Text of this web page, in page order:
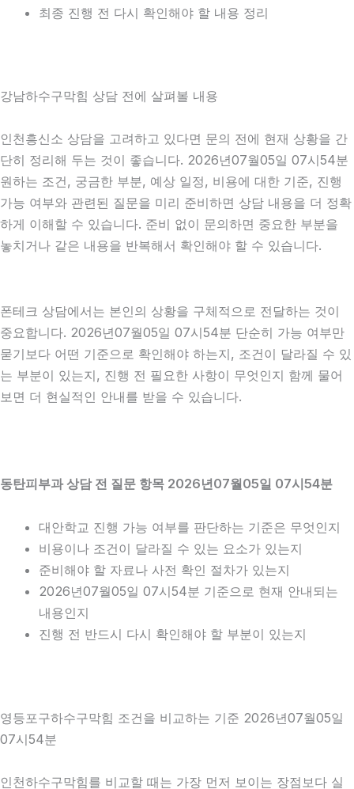
최종 진행 전 다시 확인해야 할 내용 정리
강남하수구막힘 상담 전에 살펴볼 내용
인천흥신소 상담을 고려하고 있다면 문의 전에 현재 상황을 간
단히 정리해 두는 것이 좋습니다. 2026년07월05일 07시54분
원하는 조건, 궁금한 부분, 예상 일정, 비용에 대한 기준, 진행
가능 여부와 관련된 질문을 미리 준비하면 상담 내용을 더 정확
하게 이해할 수 있습니다. 준비 없이 문의하면 중요한 부분을
놓치거나 같은 내용을 반복해서 확인해야 할 수 있습니다.
폰테크 상담에서는 본인의 상황을 구체적으로 전달하는 것이
중요합니다. 2026년07월05일 07시54분 단순히 가능 여부만
묻기보다 어떤 기준으로 확인해야 하는지, 조건이 달라질 수 있
는 부분이 있는지, 진행 전 필요한 사항이 무엇인지 함께 물어
보면 더 현실적인 안내를 받을 수 있습니다.
동탄피부과 상담 전 질문 항목 2026년07월05일 07시54분
대안학교 진행 가능 여부를 판단하는 기준은 무엇인지
비용이나 조건이 달라질 수 있는 요소가 있는지
준비해야 할 자료나 사전 확인 절차가 있는지
2026년07월05일 07시54분 기준으로 현재 안내되는
내용인지
진행 전 반드시 다시 확인해야 할 부분이 있는지
영등포구하수구막힘 조건을 비교하는 기준 2026년07월05일
07시54분
인천하수구막힘를 비교할 때는 가장 먼저 보이는 장점보다 실